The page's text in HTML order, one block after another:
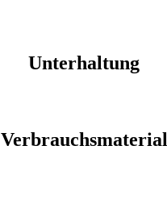
Unterhaltung
Verbrauchsmaterial